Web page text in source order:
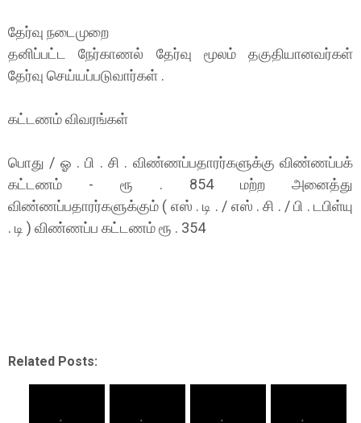
தேர்வு நடைமுறை
தனிப்பட்ட நேர்காணல் தேர்வு மூலம் தகுதியானவர்கள்
தேர்வு செய்யப்படுவார்கள் .
கட்டணம் விவரங்கள்
பொது / ஓ . பி . சி . விண்ணப்பதாரர்களுக்கு விண்ணப்பக்
கட்டணம் - ரூ . 854 மற்ற அனைத்து
விண்ணப்பதாரர்களுக்கும் ( எஸ் . டி . / எஸ் . சி . / பி . டபிள்யு
. டி ) விண்ணப்ப கட்டணம் ரூ . 354
Related Posts: